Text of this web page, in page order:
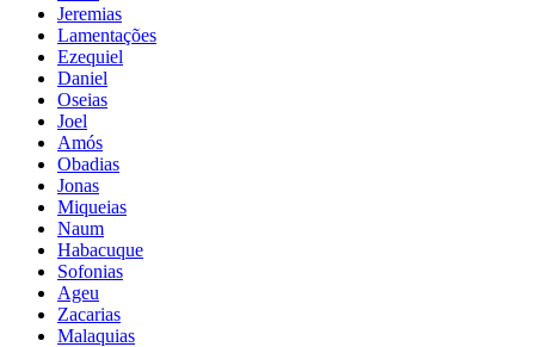
Jeremias
Lamentações
Ezequiel
Daniel
Oseias
Joel
Amós
Obadias
Jonas
Miqueias
Naum
Habacuque
Sofonias
Ageu
Zacarias
Malaquias